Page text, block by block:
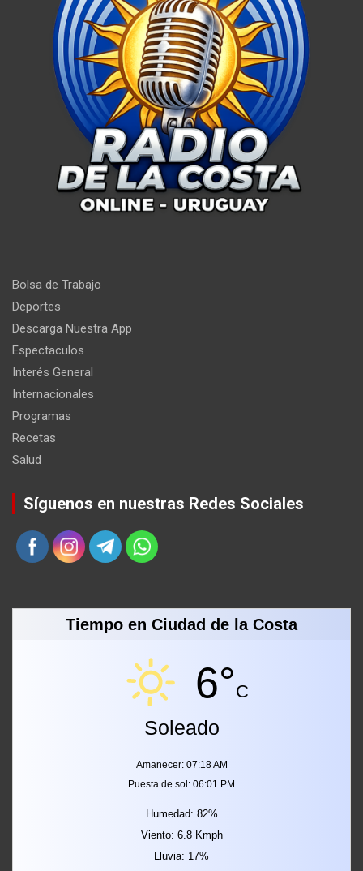
Bolsa de Trabajo
Deportes
Descarga Nuestra App
Espectaculos
Interés General
Internacionales
Programas
Recetas
Salud
Síguenos en nuestras Redes Sociales
Tiempo en Ciudad de la Costa
6°C
Soleado
Amanecer: 07:18 AM
Puesta de sol: 06:01 PM
Humedad: 82%
Viento: 6.8 Kmph
Lluvia: 17%